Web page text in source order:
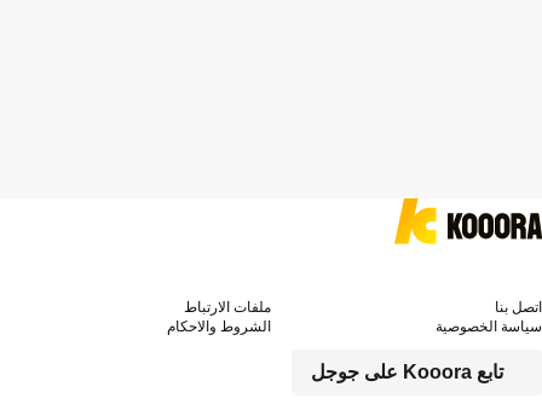
تابع Kooora على جوجل
اتصل بنا
ملفات الارتباط
سياسة الخصوصية
الشروط والاحكام